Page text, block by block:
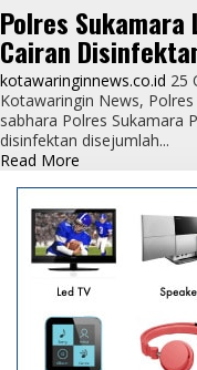
Polres
Cairan
kotawaringinnews.co.id 25
Kotawaringin News,
sabhara Polres Sukamara
disinfektan disejumlah...
Read More
Polres
Sukamara
Lagi
–
lagi
Semprotkan
Cairan
Disinfektan